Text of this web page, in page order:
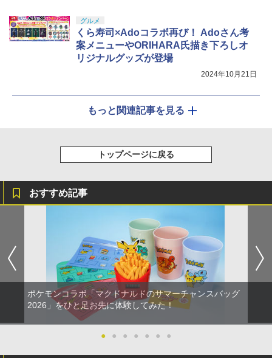
グルメ
くら寿司×Adoコラボ再び！ Adoさん考
案メニューやORIHARA氏描き下ろしオ
リジナルグッズが登場
2024年10月21日
もっと関連記事を見る
トップページに戻る
おすすめ記事
ポケモンコラボ「マクドナルドのサマーチャンスバッグ
2026」をひと足お先に体験してみた！
● ● ● ● ● ● ●